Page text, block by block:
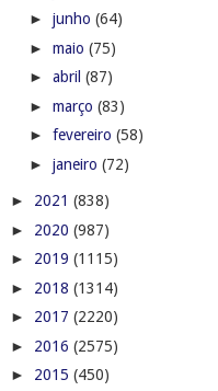
► junho (64)
► maio (75)
► abril (87)
► março (83)
► fevereiro (58)
► janeiro (72)
► 2021 (838)
► 2020 (987)
► 2019 (1115)
► 2018 (1314)
► 2017 (2220)
► 2016 (2575)
► 2015 (450)